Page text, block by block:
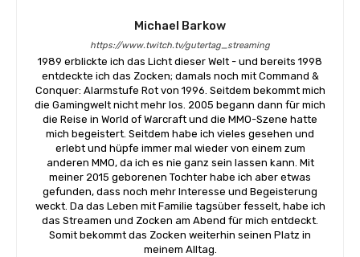
Michael Barkow
https://www.twitch.tv/gutertag_streaming
1989 erblickte ich das Licht dieser Welt - und bereits 1998
entdeckte ich das Zocken; damals noch mit Command &
Conquer: Alarmstufe Rot von 1996. Seitdem bekommt mich
die Gamingwelt nicht mehr los. 2005 begann dann für mich
die Reise in World of Warcraft und die MMO-Szene hatte
mich begeistert. Seitdem habe ich vieles gesehen und
erlebt und hüpfe immer mal wieder von einem zum
anderen MMO, da ich es nie ganz sein lassen kann. Mit
meiner 2015 geborenen Tochter habe ich aber etwas
gefunden, dass noch mehr Interesse und Begeisterung
weckt. Da das Leben mit Familie tagsüber fesselt, habe ich
das Streamen und Zocken am Abend für mich entdeckt.
Somit bekommt das Zocken weiterhin seinen Platz in
meinem Alltag.